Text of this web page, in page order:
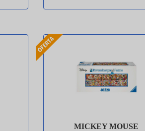
MICKEY MOUSE